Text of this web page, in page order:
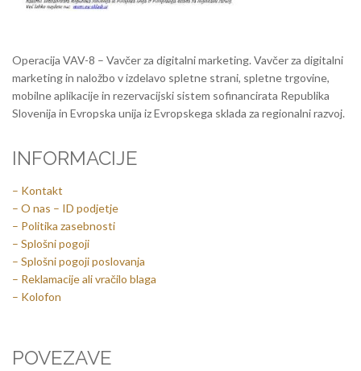
Operacija VAV-8 – Vavčer za digitalni marketing. Vavčer za digitalni
marketing in naložbo v izdelavo spletne strani, spletne trgovine,
mobilne aplikacije in rezervacijski sistem sofinancirata Republika
Slovenija in Evropska unija iz Evropskega sklada za regionalni razvoj.
INFORMACIJE
– Kontakt
– O nas – ID podjetje
– Politika zasebnosti
– Splošni pogoji
– Splošni pogoji poslovanja
– Reklamacije ali vračilo blaga
– Kolofon
POVEZAVE